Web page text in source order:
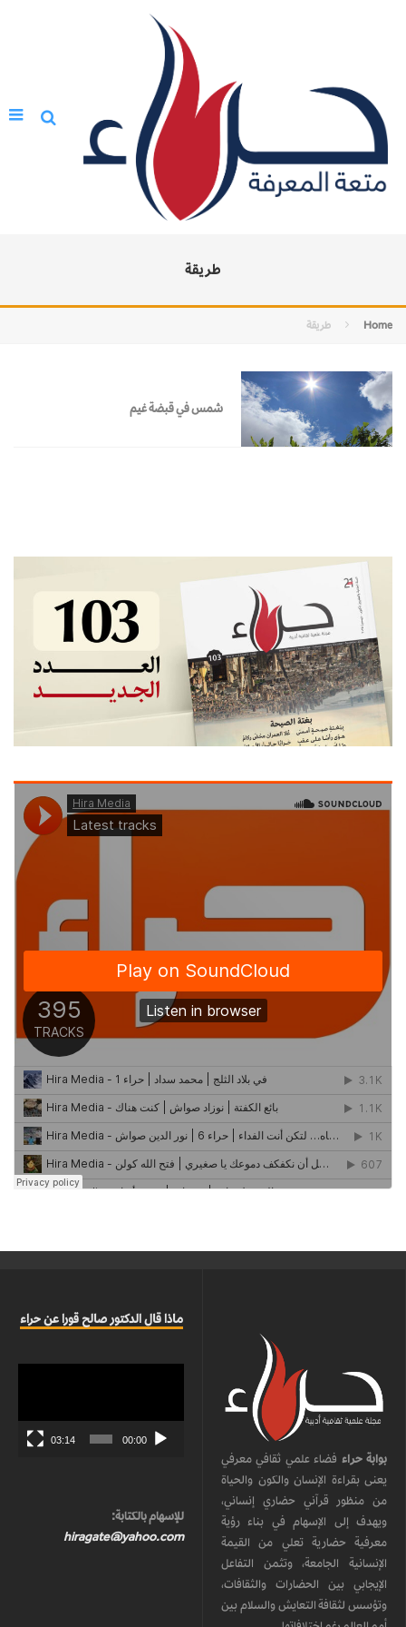
طريقة
Home طريقة
شمس في قبضة غيم
بوابة حراء فضاء علمي ثقافي معرفي
يعنى بقراءة الإنسان والكون والحياة
من منظور قرآني حضاري إنساني،
ويهدف إلى الإسهام في بناء رؤية
معرفية حضارية تعلي من القيمة
الإنسانية الجامعة، وتثمن التفاعل
الإيجابي بين الحضارات والثقافات،
وتؤسس لثقافة التعايش والسلام بين
ماذا قال الدكتور صالح قورا عن حراء
00:00
03:14
للإسهام بالكتابة:
hiragate@yahoo.com